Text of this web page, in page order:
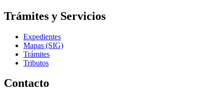
Trámites y Servicios
Expedientes
Mapas (SIG)
Trámites
Tributos
Contacto